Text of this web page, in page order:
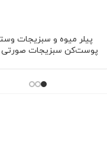
پیلر میوه و سبزیجات
پوست‌کن سبزیجات صورتی
مقاوم در برابر زنگ‌زدگی |